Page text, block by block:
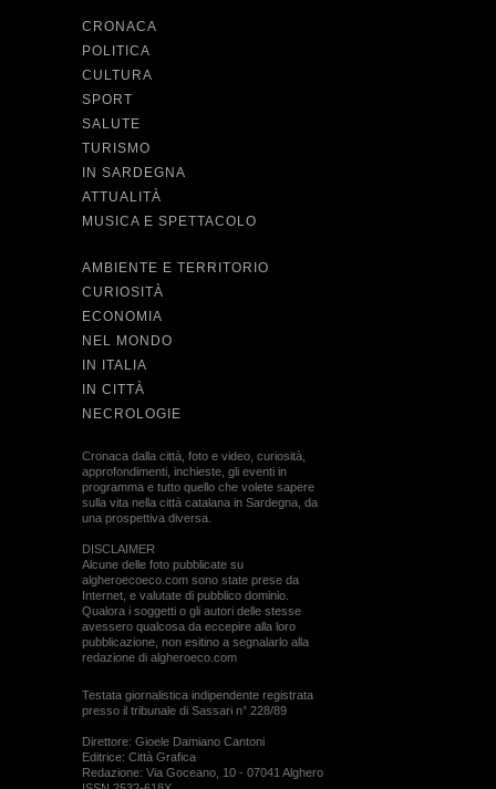
CRONACA
POLITICA
CULTURA
SPORT
SALUTE
TURISMO
IN SARDEGNA
ATTUALITÀ
MUSICA E SPETTACOLO
AMBIENTE E TERRITORIO
CURIOSITÀ
ECONOMIA
NEL MONDO
IN ITALIA
IN CITTÀ
NECROLOGIE
Cronaca dalla città, foto e video, curiosità,
approfondimenti, inchieste, gli eventi in
programma e tutto quello che volete sapere
sulla vita nella città catalana in Sardegna, da
una prospettiva diversa.
DISCLAIMER
Alcune delle foto pubblicate su
algheroecoeco.com sono state prese da
Internet, e valutate di pubblico dominio.
Qualora i soggetti o gli autori delle stesse
avessero qualcosa da eccepire alla loro
pubblicazione, non esitino a segnalarlo alla
redazione di algheroeco.com
Testata giornalistica indipendente registrata
presso il tribunale di Sassari n° 228/89
Direttore: Gioele Damiano Cantoni
Editrice: Città Grafica
Redazione: Via Goceano, 10 - 07041 Alghero